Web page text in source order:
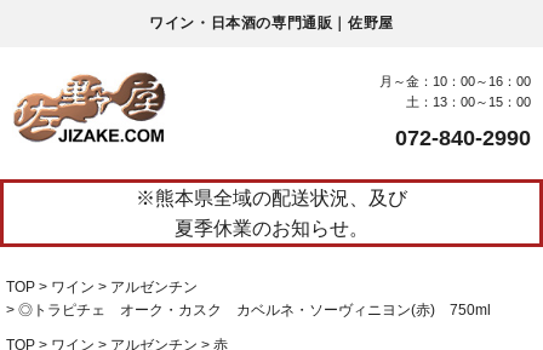
ワイン・日本酒の専門通販｜佐野屋
月～金：10：00～16：00
土：13：00～15：00
072-840-2990
※熊本県全域の配送状況、及び
夏季休業のお知らせ。
TOP ワイン
アルゼンチン
◎トラピチェ オーク・カスク カベルネ・ソーヴィニヨン(赤) 750ml
TOP ワイン アルゼンチン
赤